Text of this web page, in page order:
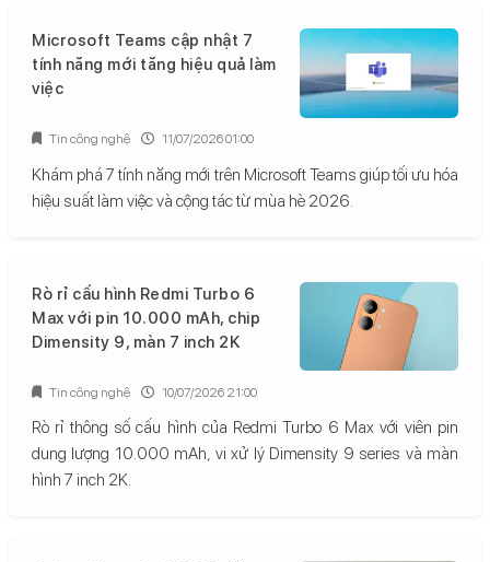
Microsoft Teams cập nhật 7
tính năng mới tăng hiệu quả làm
việc
Khám phá 7 tính năng mới trên Microsoft Teams giúp tối ưu hóa
hiệu suất làm việc và cộng tác từ mùa hè 2026.
Tin công nghệ 11/07/2026 01:00
Rò rỉ cấu hình Redmi Turbo 6
Max với pin 10.000 mAh, chip
Dimensity 9, màn 7 inch 2K
Rò rỉ thông số cấu hình của Redmi Turbo 6 Max với viên pin
dung lượng 10.000 mAh, vi xử lý Dimensity 9 series và màn
hình 7 inch 2K.
Tin công nghệ 10/07/2026 21:00